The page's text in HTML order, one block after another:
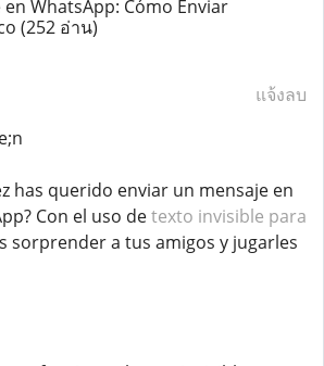
WhatsApp: Cómo Enviar
(252 อ่าน)
แจ้งลบ
has querido enviar un mensaje en
Con el uso detexto invisible para
sorprender a tus amigos y jugarles